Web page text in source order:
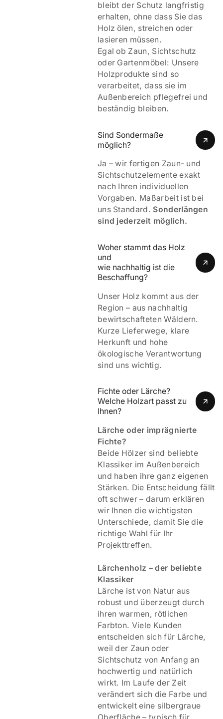
bleibt der Schutz langfristig
erhalten, ohne dass Sie das
Holz ölen, streichen oder
lasieren müssen.
Egal ob Zaun, Sichtschutz
oder Gartenmöbel: Unsere
Holzprodukte sind so
verarbeitet, dass sie im
Außenbereich pflegefrei und
beständig bleiben.
Sind Sondermaße
möglich?
Ja – wir fertigen Zaun- und
Sichtschutzelemente exakt
nach Ihren individuellen
Vorgaben. Maßarbeit ist bei
uns Standard. Sonderlängen
sind jederzeit möglich.
Woher stammt das Holz
und
wie nachhaltig ist die
Beschaffung?
Unser Holz kommt aus der
Region – aus nachhaltig
bewirtschafteten Wäldern.
Kurze Lieferwege, klare
Herkunft und hohe
ökologische Verantwortung
sind uns wichtig.
Fichte oder Lärche?
Welche Holzart passt zu
Ihnen?
Lärche oder imprägnierte
Fichte?
Beide Hölzer sind beliebte
Klassiker im Außenbereich
und haben ihre ganz eigenen
Stärken. Die Entscheidung fällt
oft schwer – darum erklären
wir Ihnen die wichtigsten
Unterschiede, damit Sie die
richtige Wahl für Ihr
Projekttreffen.
Lärchenholz – der beliebte
Klassiker
Lärche ist von Natur aus
robust und überzeugt durch
ihren warmen, rötlichen
Farbton. Viele Kunden
entscheiden sich für Lärche,
weil der Zaun oder
Sichtschutz von Anfang an
hochwertig und natürlich
wirkt. Im Laufe der Zeit
verändert sich die Farbe und
entwickelt eine silbergraue